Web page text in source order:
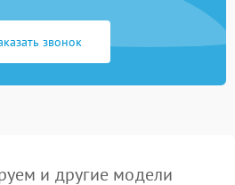
звонок
и другие модели